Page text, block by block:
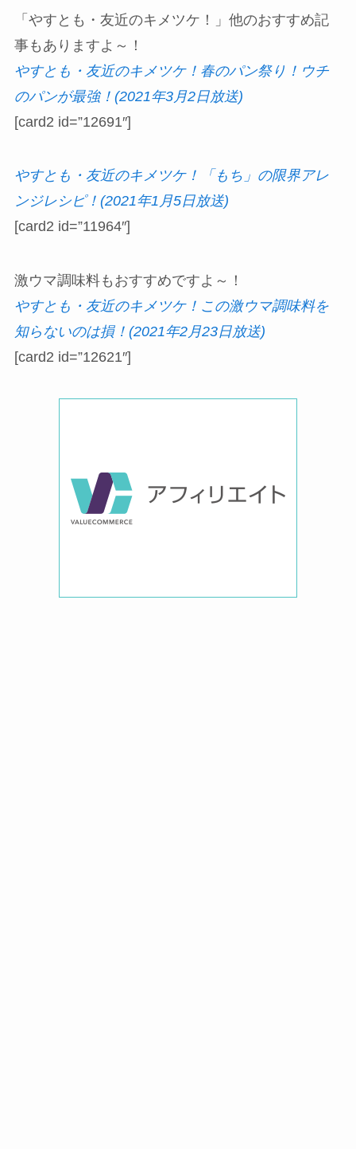
「やすとも・友近のキメツケ！」他のおすすめ記
事もありますよ～！
やすとも・友近のキメツケ！春のパン祭り！ウチ
のパンが最強！(2021年3月2日放送)
[card2 id=”12691″]
やすとも・友近のキメツケ！「もち」の限界アレ
ンジレシピ！(2021年1月5日放送)
[card2 id=”11964″]
激ウマ調味料もおすすめですよ～！
やすとも・友近のキメツケ！この激ウマ調味料を
知らないのは損！(2021年2月23日放送)
[card2 id=”12621″]